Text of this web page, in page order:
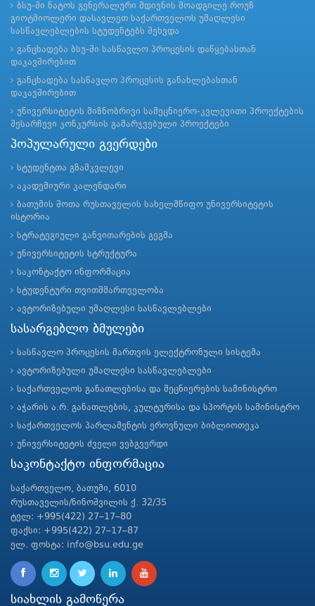
ბსუ-ში ნატოს გენერალური მდივნის მოადგილე როუზ
გიოტმიოლერი დასავლეთ საქართველოს უმაღლესი
სასწავლებლების სტუდენტებს შეხვდა
განცხადება ბსუ-ში სასწავლო პროცესის დაწყებასთან
დაკავშირებით
განცხადება სასწავლო პროცესის განახლებასთან
დაკავშირებით
უნივერსიტეტის მიზნობრივი სამეცნიერო-კვლევითი პროექტების
შესარჩევი კონკურსის გამარჯვებული პროექტები
პოპულარული გვერდები
სტუდენტთა გზამკვლევი
აკადემიური კალენდარი
ბათუმის შოთა რუსთაველის სახელმწიფო უნივერსიტეტის
ისტორია
სტრატეგიული განვითარების გეგმა
უნივერსიტეტის სტრუქტურა
საკონტაქტო ინფორმაცია
სტუდენტური თვითმმართველობა
ავტორიზებული უმაღლესი სასწავლებლები
სასარგებლო ბმულები
სასწავლო პროცესის მართვის ელექტრონული სისტემა
ავტორიზებული უმაღლესი სასწავლებლები
საქართველოს განათლებისა და მეცნიერების სამინისტრო
აჭარის ა.რ. განათლების, კულტურისა და სპორტის სამინისტრო
საქართველოს პარლამენტის ეროვნული ბიბლიოთეკა
უნივერსიტეტის ძველი ვებგვერდი
საკონტაქტო ინფორმაცია
საქართველო, ბათუმი, 6010
რუსთაველის/ნინოშვილის ქ. 32/35
ტელ: +995(422) 27–17–80
ფაქსი: +995(422) 27–17–87
ელ. ფოსტა: info@bsu.edu.ge
სიახლის გამოწერა